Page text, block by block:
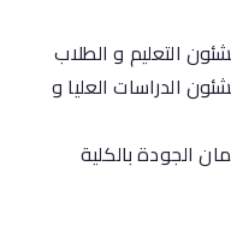
التعليم و الطلاب
الدراسات العليا و
الجودة بالكلية